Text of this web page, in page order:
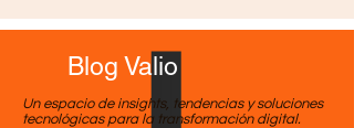
Blog Valio
Un espacio de insights, tendencias y soluciones
tecnológicas para la transformación digital.